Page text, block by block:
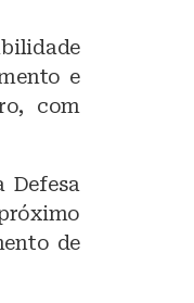
e
com
Defesa
de